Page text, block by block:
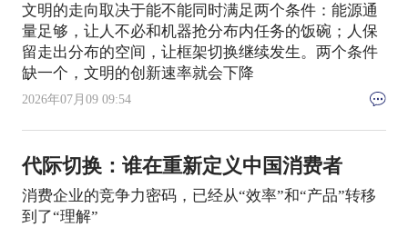
文明的走向取决于能不能同时满足两个条件：能源通
量足够，让人不必和机器抢分布内任务的饭碗；人保
留走出分布的空间，让框架切换继续发生。两个条件
缺一个，文明的创新速率就会下降
2026年07月09 09:54
代际切换：谁在重新定义中国消费者
消费企业的竞争力密码，已经从“效率”和“产品”转移
到了“理解”